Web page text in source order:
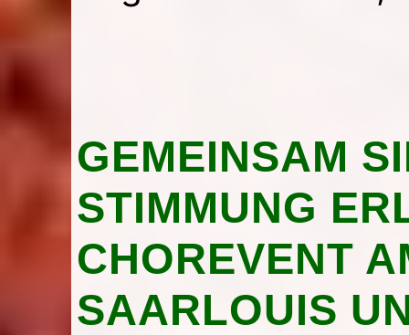
GEMEINSAM
STIMMUNG
CHOREVENT
SAARLOUIS